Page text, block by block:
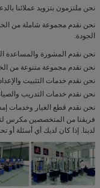
نحن ملتزمون بتزويد عملائنا
نحن نقدم مجموعة شاملة من
الجودة.
نحن نقدم المشورة والمساعدة
نحن نقدم مجموعة متنوعة من
نحن نقدم خدمات التثبيت
نحن نقدم خدمات التدريب
نحن نقدم قطع الغيار وخدمات
فريقنا من المتخصصين مكرس
لدينا. إذا كان لديك أي أسئلة أو